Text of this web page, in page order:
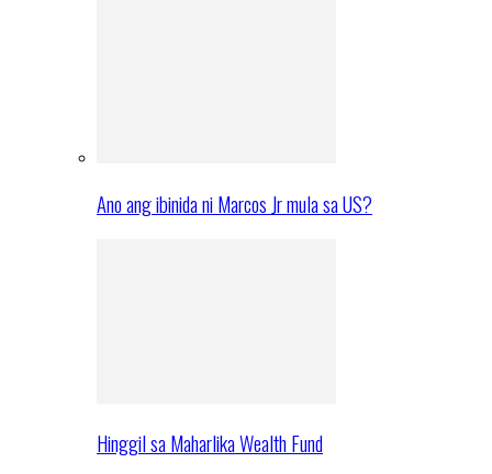
Ano ang ibinida ni Marcos Jr mula sa US?
Hinggil sa Maharlika Wealth Fund